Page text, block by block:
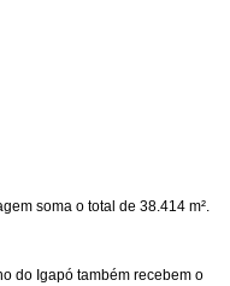
soma o total de 38.414 m².
do Igapó também recebem o